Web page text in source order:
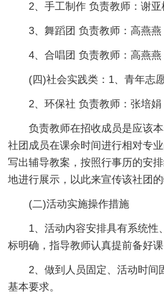
2、手工制作 负责教师：谢亚
3、舞蹈团 负责教师：高燕燕
4、合唱团 负责教师：高燕燕
(四)社会实践类：1、青年志愿
2、环保社 负责教师：张培娟
负责教师在招收成员是应该本
社团成员在课余时间进行相对专
写出辅导教案，按照行事历的安
地进行展示，以此来宣传该社团的
(二)活动实施操作措施
1、活动内容安排具有系统性
标明确，指导教师认真提前备好课
2、做到人员固定、活动时间
基本要求。